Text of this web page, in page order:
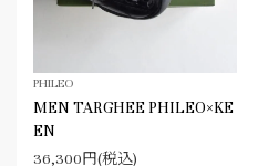
PHILEO
MEN TARGHEE PHILEO×KE
EN
36,300円(税込)